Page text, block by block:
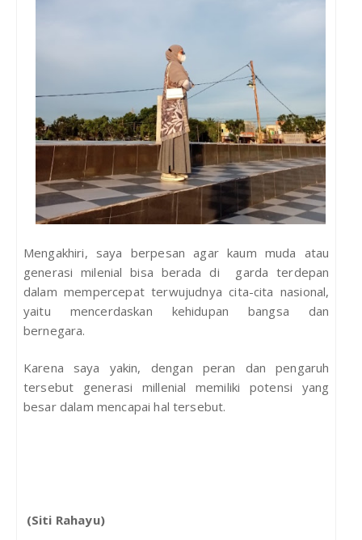
Mengakhiri, saya berpesan agar kaum muda atau
generasi milenial bisa berada di garda terdepan
dalam mempercepat terwujudnya cita-cita nasional,
yaitu mencerdaskan kehidupan bangsa dan
bernegara.
Karena saya yakin, dengan peran dan pengaruh
tersebut generasi millenial memiliki potensi yang
besar dalam mencapai hal tersebut.
(Siti Rahayu)